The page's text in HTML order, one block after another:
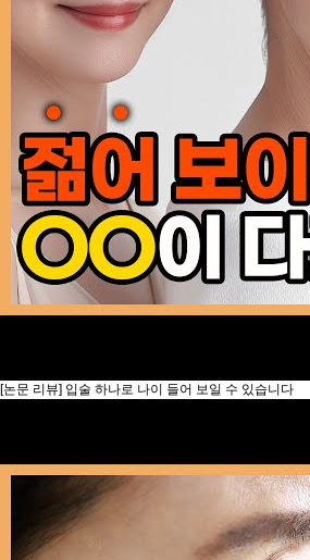
[논문 리뷰] 입술 하나로 나이 들어 보일 수 있습니다